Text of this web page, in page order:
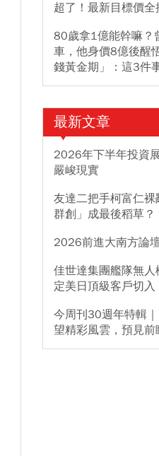
超了！最新目標價全
80歲拿1億能幹嘛？
車，他身價8億後醒
錢黃金期」：這3件
最新文章
2026年下半年投資
嚴峻現實
友達二把手柯富仁
群創」成最後稻草？
2026前進大南方論
佳世達集團艦隊無
定美日頂級客戶切入
今周刊30週年特輯
望精彩風雲，預見前